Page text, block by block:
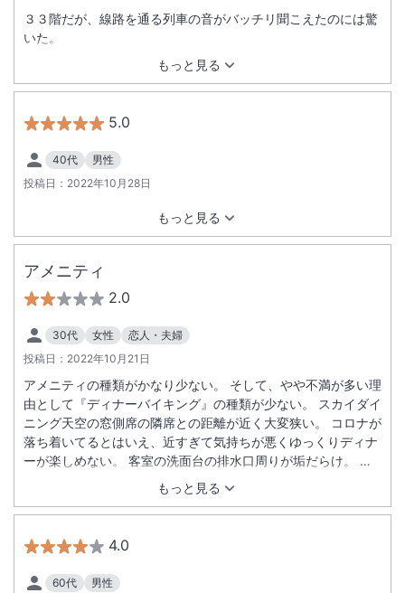
もっと見る
３３階だが、線路を通る列車の音がバッチリ聞こえたのには驚
いた。
5.0
40代
男性
投稿日： 2022年10月28日
もっと見る
アメニティ
2.0
30代 女性
恋人・夫婦
投稿日： 2022年10月21日
もっと見る
アメニティの種類がかなり少ない。 そして、やや不満が多い理
由として『ディナーバイキング』の種類が少ない。 スカイダイ
ニング天空の窓側席の隣席との距離が近く大変狭い。 コロナが
落ち着いてるとはいえ、近すぎて気持ちが悪くゆっくりディナ
ーが楽しめない。 客室の洗面台の排水口周りが垢だらけ。 あ
ようと廊下に出たら掃除機２台が早くも置いてあり不快。 朝食
のデザート『フルーツ』、飲み物が少ない。 朝、夕食会場の混
雑具合がテレビでわかるとありがたいです。
4.0
60代
男性